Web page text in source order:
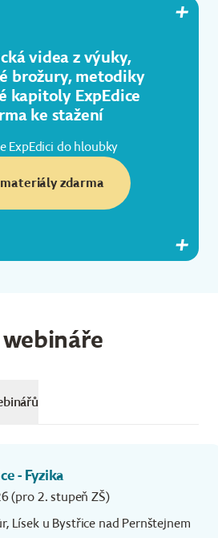
videa z výuky,
brožury, metodiky
kapitoly ExpEdice
ke stažení
ExpEdici do hloubky
zdarma
- Fyzika
(pro 2. stupeň ZŠ)
Lísek u Bystřice nad Pernštejnem